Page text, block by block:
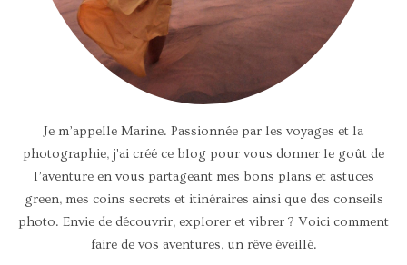
Je m’appelle Marine. Passionnée par les voyages et la
photographie, j'ai créé ce blog pour vous donner le goût de
l’aventure en vous partageant mes bons plans et astuces
green, mes coins secrets et itinéraires ainsi que des conseils
photo. Envie de découvrir, explorer et vibrer ? Voici comment
faire de vos aventures, un rêve éveillé.